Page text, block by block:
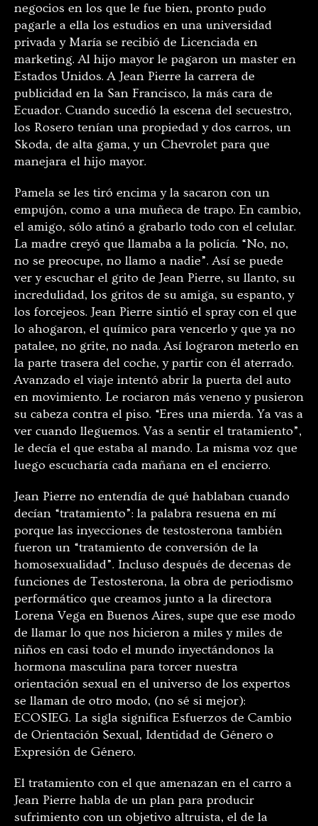
negocios en los que le fue bien, pronto pudo
pagarle a ella los estudios en una universidad
privada y María se recibió de Licenciada en
marketing. Al hijo mayor le pagaron un master en
Estados Unidos. A Jean Pierre la carrera de
publicidad en la San Francisco, la más cara de
Ecuador. Cuando sucedió la escena del secuestro,
los Rosero tenían una propiedad y dos carros, un
Skoda, de alta gama, y un Chevrolet para que
manejara el hijo mayor.
Pamela se les tiró encima y la sacaron con un
empujón, como a una muñeca de trapo. En cambio,
el amigo, sólo atinó a grabarlo todo con el celular.
La madre creyó que llamaba a la policía. “No, no,
no se preocupe, no llamo a nadie”. Así se puede
ver y escuchar el grito de Jean Pierre, su llanto, su
incredulidad, los gritos de su amiga, su espanto, y
los forcejeos. Jean Pierre sintió el spray con el que
lo ahogaron, el químico para vencerlo y que ya no
patalee, no grite, no nada. Así lograron meterlo en
la parte trasera del coche, y partir con él aterrado.
Avanzado el viaje intentó abrir la puerta del auto
en movimiento. Le rociaron más veneno y pusieron
su cabeza contra el piso. “Eres una mierda. Ya vas a
ver cuando lleguemos. Vas a sentir el tratamiento”,
le decía el que estaba al mando. La misma voz que
luego escucharía cada mañana en el encierro.
Jean Pierre no entendía de qué hablaban cuando
decían “tratamiento”: la palabra resuena en mí
porque las inyecciones de testosterona también
fueron un “tratamiento de conversión de la
homosexualidad”. Incluso después de decenas de
funciones de Testosterona, la obra de periodismo
performático que creamos junto a la directora
Lorena Vega en Buenos Aires, supe que ese modo
de llamar lo que nos hicieron a miles y miles de
niños en casi todo el mundo inyectándonos la
hormona masculina para torcer nuestra
orientación sexual en el universo de los expertos
se llaman de otro modo, (no sé si mejor):
ECOSIEG. La sigla significa Esfuerzos de Cambio
de Orientación Sexual, Identidad de Género o
Expresión de Género.
El tratamiento con el que amenazan en el carro a
Jean Pierre habla de un plan para producir
sufrimiento con un objetivo altruista, el de la